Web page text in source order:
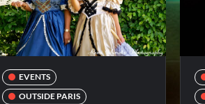
EVENTS
OUTSIDE PARIS